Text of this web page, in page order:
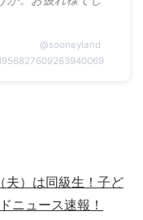
@sooneyland
夫）は同級生！子ど
ニュース速報！